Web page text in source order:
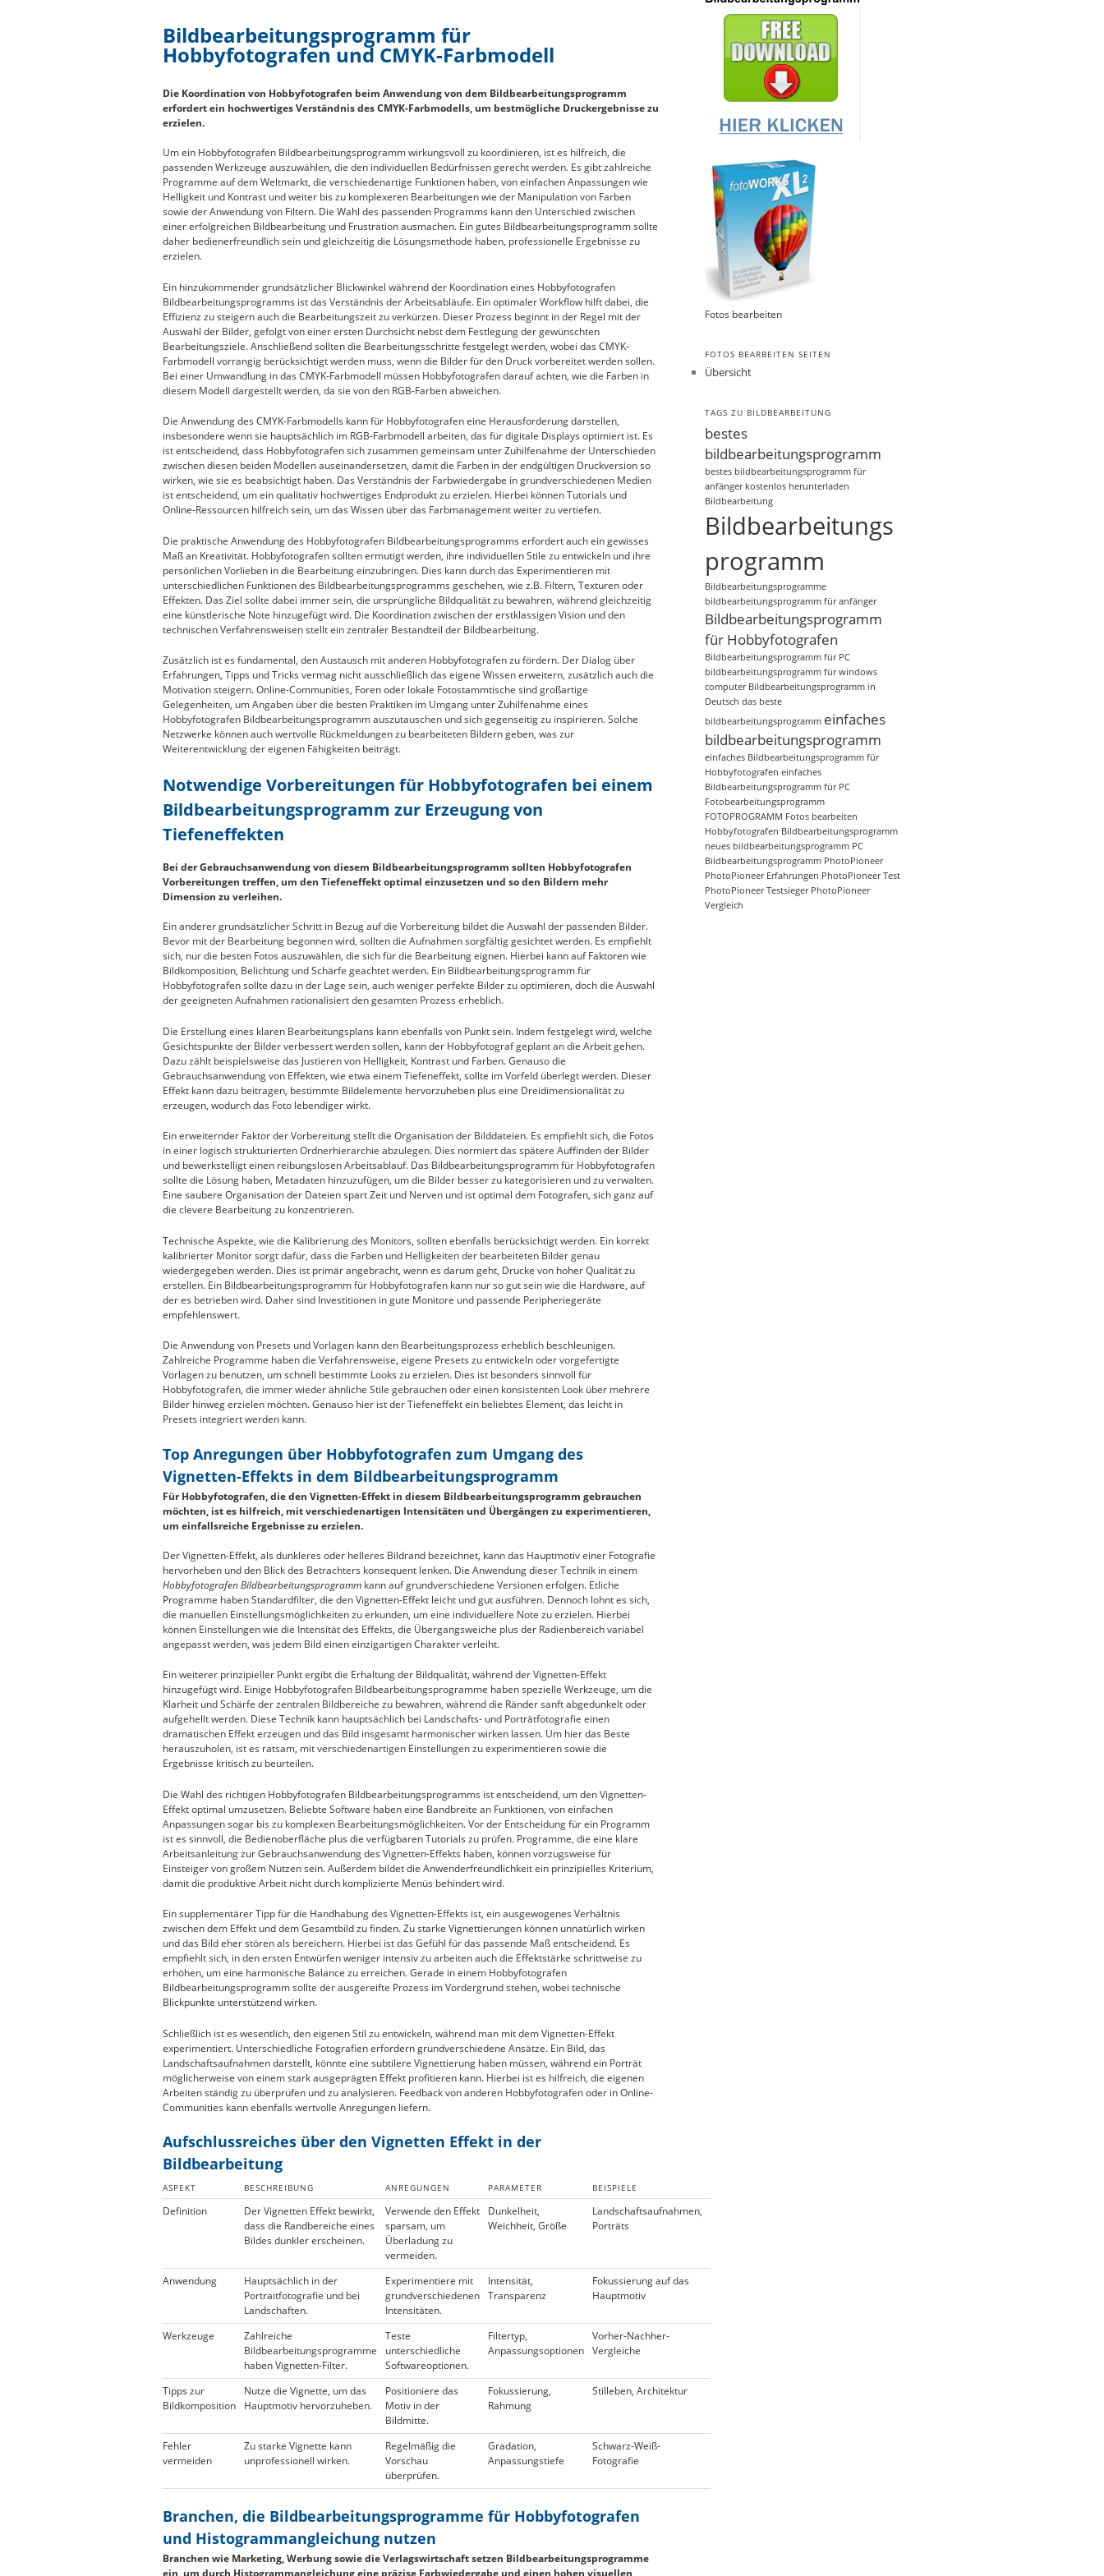
Bildbearbeitungsprogramm für
Hobbyfotografen und CMYK-Farbmodell
Die Koordination von Hobbyfotografen beim Anwendung von dem Bildbearbeitungsprogramm
erfordert ein hochwertiges Verständnis des CMYK-Farbmodells, um bestmögliche Druckergebnisse zu
erzielen.
Um ein Hobbyfotografen Bildbearbeitungsprogramm wirkungsvoll zu koordinieren, ist es hilfreich, die
passenden Werkzeuge auszuwählen, die den individuellen Bedürfnissen gerecht werden. Es gibt zahlreiche
Programme auf dem Weltmarkt, die verschiedenartige Funktionen haben, von einfachen Anpassungen wie
Helligkeit und Kontrast und weiter bis zu komplexeren Bearbeitungen wie der Manipulation von Farben
sowie der Anwendung von Filtern. Die Wahl des passenden Programms kann den Unterschied zwischen
einer erfolgreichen Bildbearbeitung und Frustration ausmachen. Ein gutes Bildbearbeitungsprogramm sollte
daher bedienerfreundlich sein und gleichzeitig die Lösungsmethode haben, professionelle Ergebnisse zu
erzielen.
Ein hinzukommender grundsätzlicher Blickwinkel während der Koordination eines Hobbyfotografen
Bildbearbeitungsprogramms ist das Verständnis der Arbeitsabläufe. Ein optimaler Workflow hilft dabei, die
Effizienz zu steigern auch die Bearbeitungszeit zu verkürzen. Dieser Prozess beginnt in der Regel mit der
Auswahl der Bilder, gefolgt von einer ersten Durchsicht nebst dem Festlegung der gewünschten
Bearbeitungsziele. Anschließend sollten die Bearbeitungsschritte festgelegt werden, wobei das CMYK-
Farbmodell vorrangig berücksichtigt werden muss, wenn die Bilder für den Druck vorbereitet werden sollen.
Bei einer Umwandlung in das CMYK-Farbmodell müssen Hobbyfotografen darauf achten, wie die Farben in
diesem Modell dargestellt werden, da sie von den RGB-Farben abweichen.
Die Anwendung des CMYK-Farbmodells kann für Hobbyfotografen eine Herausforderung darstellen,
insbesondere wenn sie hauptsächlich im RGB-Farbmodell arbeiten, das für digitale Displays optimiert ist. Es
ist entscheidend, dass Hobbyfotografen sich zusammen gemeinsam unter Zuhilfenahme der Unterschieden
zwischen diesen beiden Modellen auseinandersetzen, damit die Farben in der endgültigen Druckversion so
wirken, wie sie es beabsichtigt haben. Das Verständnis der Farbwiedergabe in grundverschiedenen Medien
ist entscheidend, um ein qualitativ hochwertiges Endprodukt zu erzielen. Hierbei können Tutorials und
Online-Ressourcen hilfreich sein, um das Wissen über das Farbmanagement weiter zu vertiefen.
Die praktische Anwendung des Hobbyfotografen Bildbearbeitungsprogramms erfordert auch ein gewisses
Maß an Kreativität. Hobbyfotografen sollten ermutigt werden, ihre individuellen Stile zu entwickeln und ihre
persönlichen Vorlieben in die Bearbeitung einzubringen. Dies kann durch das Experimentieren mit
unterschiedlichen Funktionen des Bildbearbeitungsprogramms geschehen, wie z.B. Filtern, Texturen oder
Effekten. Das Ziel sollte dabei immer sein, die ursprüngliche Bildqualität zu bewahren, während gleichzeitig
eine künstlerische Note hinzugefügt wird. Die Koordination zwischen der erstklassigen Vision und den
technischen Verfahrensweisen stellt ein zentraler Bestandteil der Bildbearbeitung.
Zusätzlich ist es fundamental, den Austausch mit anderen Hobbyfotografen zu fördern. Der Dialog über
Erfahrungen, Tipps und Tricks vermag nicht ausschließlich das eigene Wissen erweitern, zusätzlich auch die
Motivation steigern. Online-Communities, Foren oder lokale Fotostammtische sind großartige
Gelegenheiten, um Angaben über die besten Praktiken im Umgang unter Zuhilfenahme eines
Hobbyfotografen Bildbearbeitungsprogramm auszutauschen und sich gegenseitig zu inspirieren. Solche
Netzwerke können auch wertvolle Rückmeldungen zu bearbeiteten Bildern geben, was zur
Weiterentwicklung der eigenen Fähigkeiten beiträgt.
Notwendige Vorbereitungen für Hobbyfotografen bei einem
Bildbearbeitungsprogramm zur Erzeugung von
Tiefeneffekten
Bei der Gebrauchsanwendung von diesem Bildbearbeitungsprogramm sollten Hobbyfotografen
Vorbereitungen treffen, um den Tiefeneffekt optimal einzusetzen und so den Bildern mehr
Dimension zu verleihen.
Ein anderer grundsätzlicher Schritt in Bezug auf die Vorbereitung bildet die Auswahl der passenden Bilder.
Bevor mit der Bearbeitung begonnen wird, sollten die Aufnahmen sorgfältig gesichtet werden. Es empfiehlt
sich, nur die besten Fotos auszuwählen, die sich für die Bearbeitung eignen. Hierbei kann auf Faktoren wie
Bildkomposition, Belichtung und Schärfe geachtet werden. Ein Bildbearbeitungsprogramm für
Hobbyfotografen sollte dazu in der Lage sein, auch weniger perfekte Bilder zu optimieren, doch die Auswahl
der geeigneten Aufnahmen rationalisiert den gesamten Prozess erheblich.
Die Erstellung eines klaren Bearbeitungsplans kann ebenfalls von Punkt sein. Indem festgelegt wird, welche
Gesichtspunkte der Bilder verbessert werden sollen, kann der Hobbyfotograf geplant an die Arbeit gehen.
Dazu zählt beispielsweise das Justieren von Helligkeit, Kontrast und Farben. Genauso die
Gebrauchsanwendung von Effekten, wie etwa einem Tiefeneffekt, sollte im Vorfeld überlegt werden. Dieser
Effekt kann dazu beitragen, bestimmte Bildelemente hervorzuheben plus eine Dreidimensionalität zu
erzeugen, wodurch das Foto lebendiger wirkt.
Ein erweiternder Faktor der Vorbereitung stellt die Organisation der Bilddateien. Es empfiehlt sich, die Fotos
in einer logisch strukturierten Ordnerhierarchie abzulegen. Dies normiert das spätere Auffinden der Bilder
und bewerkstelligt einen reibungslosen Arbeitsablauf. Das Bildbearbeitungsprogramm für Hobbyfotografen
sollte die Lösung haben, Metadaten hinzuzufügen, um die Bilder besser zu kategorisieren und zu verwalten.
Eine saubere Organisation der Dateien spart Zeit und Nerven und ist optimal dem Fotografen, sich ganz auf
die clevere Bearbeitung zu konzentrieren.
Technische Aspekte, wie die Kalibrierung des Monitors, sollten ebenfalls berücksichtigt werden. Ein korrekt
kalibrierter Monitor sorgt dafür, dass die Farben und Helligkeiten der bearbeiteten Bilder genau
wiedergegeben werden. Dies ist primär angebracht, wenn es darum geht, Drucke von hoher Qualität zu
erstellen. Ein Bildbearbeitungsprogramm für Hobbyfotografen kann nur so gut sein wie die Hardware, auf
der es betrieben wird. Daher sind Investitionen in gute Monitore und passende Peripheriegeräte
empfehlenswert.
Die Anwendung von Presets und Vorlagen kann den Bearbeitungsprozess erheblich beschleunigen.
Zahlreiche Programme haben die Verfahrensweise, eigene Presets zu entwickeln oder vorgefertigte
Vorlagen zu benutzen, um schnell bestimmte Looks zu erzielen. Dies ist besonders sinnvoll für
Hobbyfotografen, die immer wieder ähnliche Stile gebrauchen oder einen konsistenten Look über mehrere
Bilder hinweg erzielen möchten. Genauso hier ist der Tiefeneffekt ein beliebtes Element, das leicht in
Presets integriert werden kann.
Top Anregungen über Hobbyfotografen zum Umgang des
Vignetten-Effekts in dem Bildbearbeitungsprogramm
Für Hobbyfotografen, die den Vignetten-Effekt in diesem Bildbearbeitungsprogramm gebrauchen
möchten, ist es hilfreich, mit verschiedenartigen Intensitäten und Übergängen zu experimentieren,
um einfallsreiche Ergebnisse zu erzielen.
Der Vignetten-Effekt, als dunkleres oder helleres Bildrand bezeichnet, kann das Hauptmotiv einer Fotografie
hervorheben und den Blick des Betrachters konsequent lenken. Die Anwendung dieser Technik in einem
Hobbyfotografen Bildbearbeitungsprogramm kann auf grundverschiedene Versionen erfolgen. Etliche
Programme haben Standardfilter, die den Vignetten-Effekt leicht und gut ausführen. Dennoch lohnt es sich,
die manuellen Einstellungsmöglichkeiten zu erkunden, um eine individuellere Note zu erzielen. Hierbei
können Einstellungen wie die Intensität des Effekts, die Übergangsweiche plus der Radienbereich variabel
angepasst werden, was jedem Bild einen einzigartigen Charakter verleiht.
Ein weiterer prinzipieller Punkt ergibt die Erhaltung der Bildqualität, während der Vignetten-Effekt
hinzugefügt wird. Einige Hobbyfotografen Bildbearbeitungsprogramme haben spezielle Werkzeuge, um die
Klarheit und Schärfe der zentralen Bildbereiche zu bewahren, während die Ränder sanft abgedunkelt oder
aufgehellt werden. Diese Technik kann hauptsächlich bei Landschafts- und Porträtfotografie einen
dramatischen Effekt erzeugen und das Bild insgesamt harmonischer wirken lassen. Um hier das Beste
herauszuholen, ist es ratsam, mit verschiedenartigen Einstellungen zu experimentieren sowie die
Ergebnisse kritisch zu beurteilen.
Die Wahl des richtigen Hobbyfotografen Bildbearbeitungsprogramms ist entscheidend, um den Vignetten-
Effekt optimal umzusetzen. Beliebte Software haben eine Bandbreite an Funktionen, von einfachen
Anpassungen sogar bis zu komplexen Bearbeitungsmöglichkeiten. Vor der Entscheidung für ein Programm
ist es sinnvoll, die Bedienoberfläche plus die verfügbaren Tutorials zu prüfen. Programme, die eine klare
Arbeitsanleitung zur Gebrauchsanwendung des Vignetten-Effekts haben, können vorzugsweise für
Einsteiger von großem Nutzen sein. Außerdem bildet die Anwenderfreundlichkeit ein prinzipielles Kriterium,
damit die produktive Arbeit nicht durch komplizierte Menüs behindert wird.
Ein supplementärer Tipp für die Handhabung des Vignetten-Effekts ist, ein ausgewogenes Verhältnis
zwischen dem Effekt und dem Gesamtbild zu finden. Zu starke Vignettierungen können unnatürlich wirken
und das Bild eher stören als bereichern. Hierbei ist das Gefühl für das passende Maß entscheidend. Es
empfiehlt sich, in den ersten Entwürfen weniger intensiv zu arbeiten auch die Effektstärke schrittweise zu
erhöhen, um eine harmonische Balance zu erreichen. Gerade in einem Hobbyfotografen
Bildbearbeitungsprogramm sollte der ausgereifte Prozess im Vordergrund stehen, wobei technische
Blickpunkte unterstützend wirken.
Schließlich ist es wesentlich, den eigenen Stil zu entwickeln, während man mit dem Vignetten-Effekt
experimentiert. Unterschiedliche Fotografien erfordern grundverschiedene Ansätze. Ein Bild, das
Landschaftsaufnahmen darstellt, könnte eine subtilere Vignettierung haben müssen, während ein Porträt
möglicherweise von einem stark ausgeprägten Effekt profitieren kann. Hierbei ist es hilfreich, die eigenen
Arbeiten ständig zu überprüfen und zu analysieren. Feedback von anderen Hobbyfotografen oder in Online-
Communities kann ebenfalls wertvolle Anregungen liefern.
Aufschlussreiches über den Vignetten Effekt in der
Bildbearbeitung
ASPEKT BESCHREIBUNG ANREGUNGEN PARAMETER BEISPIELE
Definition
Der Vignetten Effekt bewirkt,
dass die Randbereiche eines
Bildes dunkler erscheinen.
Verwende den Effekt
sparsam, um
Überladung zu
vermeiden.
Dunkelheit,
Weichheit, Größe
Landschaftsaufnahmen,
Porträts
Anwendung
Hauptsächlich in der
Portraitfotografie und bei
Landschaften.
Experimentiere mit
grundverschiedenen
Intensitäten.
Intensität,
Transparenz
Fokussierung auf das
Hauptmotiv
Werkzeuge
Zahlreiche
Bildbearbeitungsprogramme
haben Vignetten-Filter.
Teste
unterschiedliche
Softwareoptionen.
Filtertyp,
Anpassungsoptionen
Vorher-Nachher-
Vergleiche
Tipps zur
Bildkomposition
Nutze die Vignette, um das
Hauptmotiv hervorzuheben.
Positioniere das
Motiv in der
Bildmitte.
Fokussierung,
Rahmung
Stilleben, Architektur
Fehler
vermeiden
Zu starke Vignette kann
unprofessionell wirken.
Regelmäßig die
Vorschau
überprüfen.
Gradation,
Anpassungstiefe
Schwarz-Weiß-
Fotografie
Branchen, die Bildbearbeitungsprogramme für Hobbyfotografen
und Histogrammangleichung nutzen
Branchen wie Marketing, Werbung sowie die Verlagswirtschaft setzen Bildbearbeitungsprogramme
ein, um durch Histogrammangleichung eine präzise Farbwiedergabe und einen hohen visuellen
Fotos bearbeiten
FOTOS BEARBEITEN SEITEN
Übersicht
TAGS ZU BILDBEARBEITUNG
bestes
bildbearbeitungsprogramm
bestes bildbearbeitungsprogramm für
anfänger kostenlos herunterladen
Bildbearbeitung
Bildbearbeitungs
programm
Bildbearbeitungsprogramme
bildbearbeitungsprogramm für anfänger
Bildbearbeitungsprogramm
für Hobbyfotografen
Bildbearbeitungsprogramm für PC
bildbearbeitungsprogramm für windows
computer Bildbearbeitungsprogramm in
Deutsch das beste
bildbearbeitungsprogramm einfaches
bildbearbeitungsprogramm
einfaches Bildbearbeitungsprogramm für
Hobbyfotografen einfaches
Bildbearbeitungsprogramm für PC
Fotobearbeitungsprogramm
FOTOPROGRAMM Fotos bearbeiten
Hobbyfotografen Bildbearbeitungsprogramm
neues bildbearbeitungsprogramm PC
Bildbearbeitungsprogramm PhotoPioneer
PhotoPioneer Erfahrungen PhotoPioneer Test
PhotoPioneer Testsieger PhotoPioneer
Vergleich